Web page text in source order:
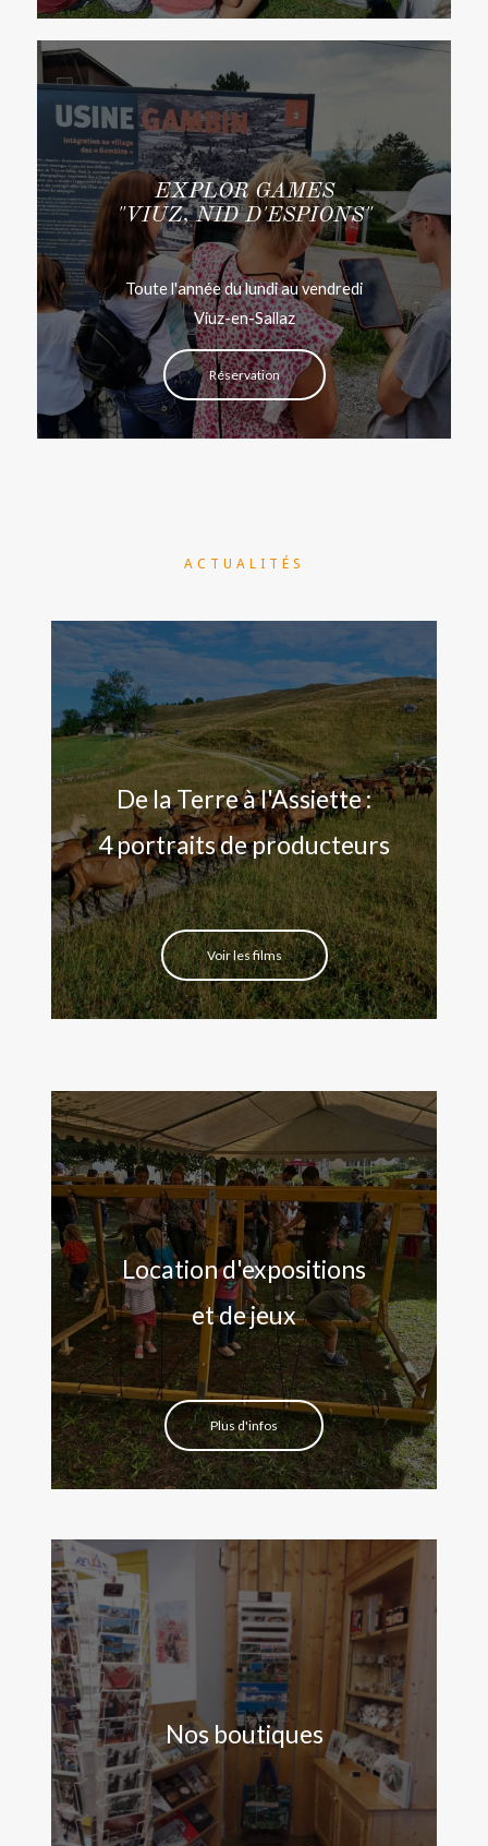
EXPLOR GAMES
"VIUZ, NID D'ESPIONS"
Toute l'année du lundi au vendredi
Viuz-en-Sallaz
Réservation
ACTUALITÉS
De la Terre à l'Assiette :
4 portraits de producteurs
Voir les films
Location d'expositions
et de jeux
Plus d'infos
Nos boutiques